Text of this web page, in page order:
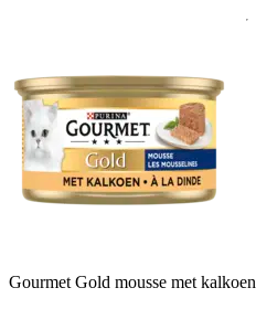
Gourmet Gold mousse met kalkoen